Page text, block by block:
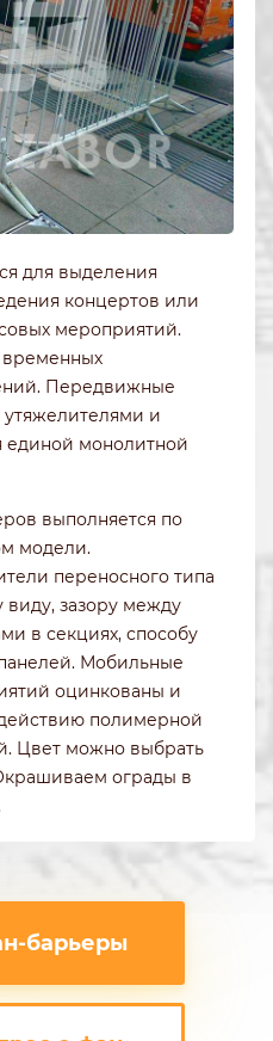
для выделения
концертов или
мероприятий.
Передвижные
и
единой монолитной
выполняется по
модели.
переносного типа
зазору между
в секциях, способу
Мобильные
оцинкованы и
полимерной
Цвет можно выбрать
ограды в
барьеры